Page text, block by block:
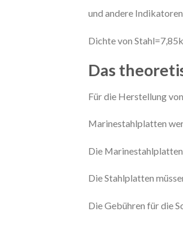
und andere
Dichte von
Das
Für die Herstellung
Marinestahlplatten
Die
Die Stahlplatten
Die Gebühren für die